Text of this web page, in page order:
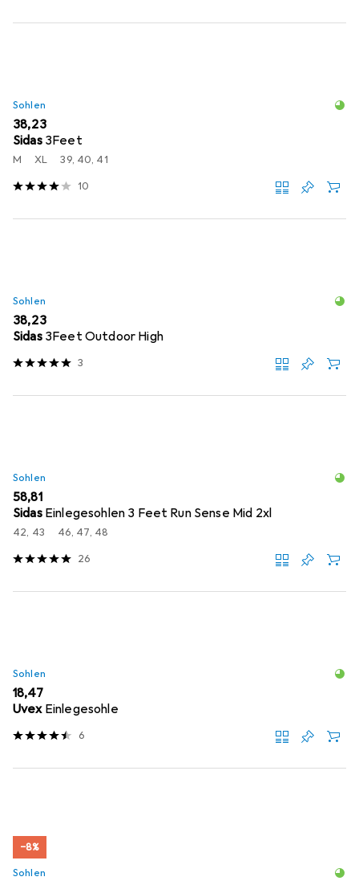
Sohlen
EUR
38,23
Sidas 3Feet
M XL 39, 40, 41
10
Sohlen
EUR
38,23
Sidas 3Feet Outdoor High
3
Sohlen
EUR
58,81
Sidas Einlegesohlen 3 Feet Run Sense Mid 2xl
42, 43 46, 47, 48
26
Sohlen
EUR
18,47
Uvex Einlegesohle
6
−8%
Sohlen